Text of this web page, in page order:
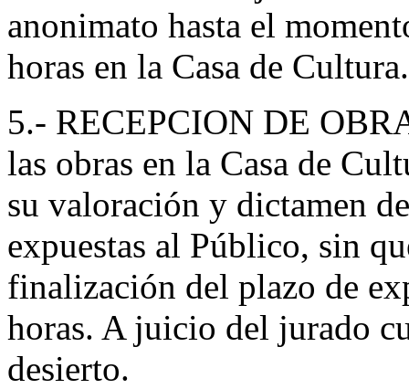
anonimato hasta el
horas en la Casa de Cultura.
5.- RECEPCION DE
las obras en la Casa de
su valoración y dictamen
expuestas al Público, sin
finalización del plazo de
horas. A juicio del jurado
desierto.